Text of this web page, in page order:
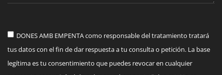
DONES AMB EMPENTA como responsable del tratamiento tratará
tus datos con el fin de dar respuesta a tu consulta o petición. La base
legítima es tu consentimiento que puedes revocar en cualquier